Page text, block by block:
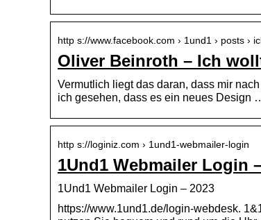
http s://www.facebook.com › 1und1 › posts ›
Oliver Beinroth – Ich
Vermutlich liegt das daran, dass mir
ich gesehen, dass es ein neues Design
http s://loginiz.com › 1und1-webmailer-login
1Und1 Webmailer Login
1Und1 Webmailer Login – 2023
https://www.1und1.de/login-webdesk.